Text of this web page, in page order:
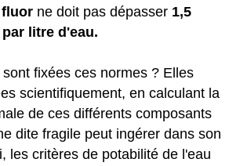
ne doit pas dépasser 1,5
litre d'eau.
fixées ces normes ? Elles
scientifiquement, en calculant la
de ces différents composants
dite fragile peut ingérer dans son
les critères de potabilité de l'eau